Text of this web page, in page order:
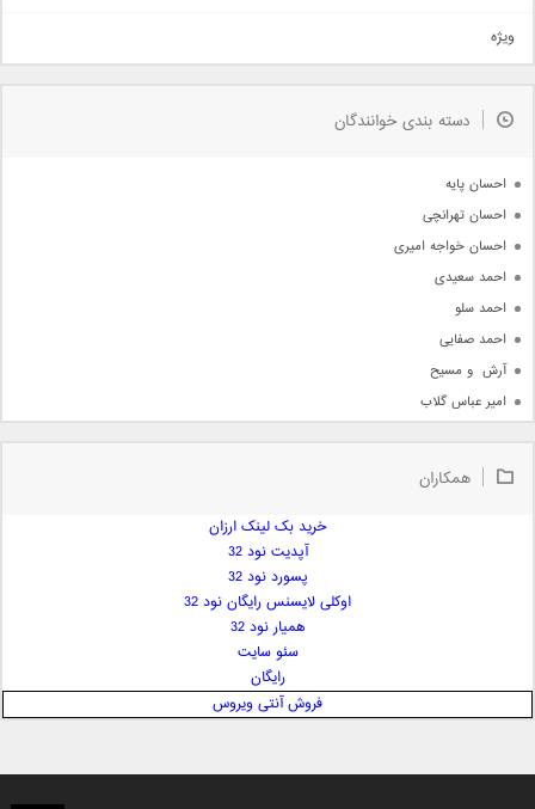
دمو
مذهبی
جدیدترین ها
ویژه
دسته بندی خوانندگان
احسان پایه
احسان تهرانچی
احسان خواجه امیری
احمد سعیدی
احمد سلو
احمد صفایی
آرش  و مسیح
امیر عباس گلاب
امیر علی
ایمان غلامی
بابک جهانبخش
همکاران
خرید بک لینک ارزان
آپدیت نود 32
پسورد نود 32
اوکلی لایسنس رایگان نود 32
همیار نود 32
سئو سایت
رایگان
فروش آنتی ویروس